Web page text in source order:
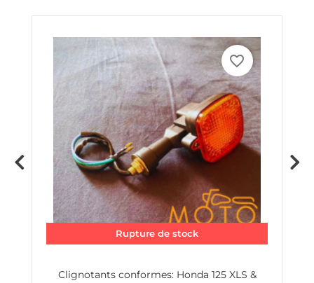
Rupture de stock
favorite_border
Clignotants conformes: Honda 125 XLS &